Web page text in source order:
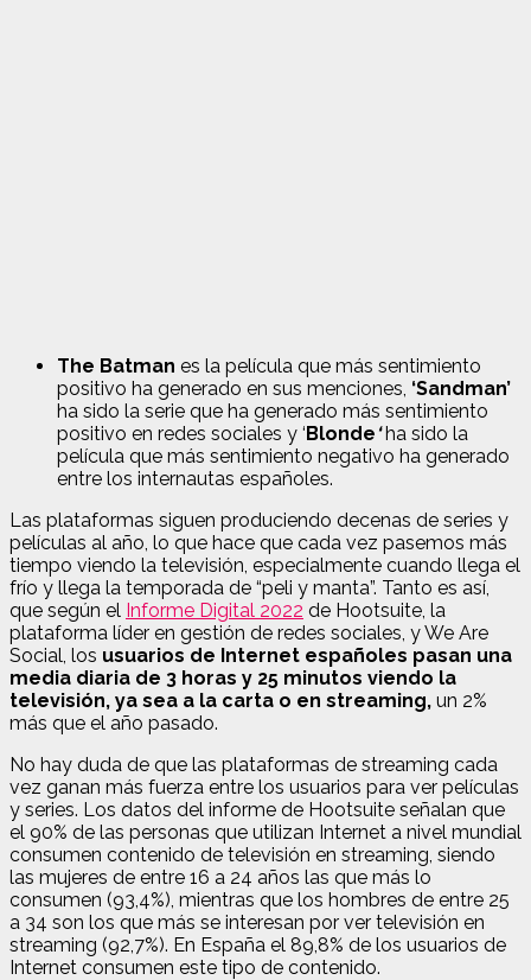
The Batman es la película que más sentimiento
positivo ha generado en sus menciones, ‘Sandman’
ha sido la serie que ha generado más sentimiento
positivo en redes sociales y ‘Blonde ‘ha sido la
película que más sentimiento negativo ha generado
entre los internautas españoles.
Las plataformas siguen produciendo decenas de series y
películas al año, lo que hace que cada vez pasemos más
tiempo viendo la televisión, especialmente cuando llega el
frío y llega la temporada de “peli y manta”. Tanto es así,
que según el Informe Digital 2022 de Hootsuite, la
plataforma líder en gestión de redes sociales, y We Are
Social, los usuarios de Internet españoles pasan una
media diaria de 3 horas y 25 minutos viendo la
televisión, ya sea a la carta o en streaming, un 2%
más que el año pasado.
No hay duda de que las plataformas de streaming cada
vez ganan más fuerza entre los usuarios para ver películas
y series. Los datos del informe de Hootsuite señalan que
el 90% de las personas que utilizan Internet a nivel mundial
consumen contenido de televisión en streaming, siendo
las mujeres de entre 16 a 24 años las que más lo
consumen (93,4%), mientras que los hombres de entre 25
a 34 son los que más se interesan por ver televisión en
streaming (92,7%). En España el 89,8% de los usuarios de
Internet consumen este tipo de contenido.